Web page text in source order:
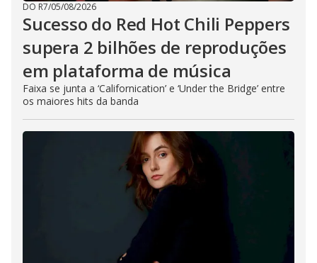
DO R7/05/08/2026
Sucesso do Red Hot Chili Peppers
supera 2 bilhões de reproduções
em plataforma de música
Faixa se junta a ‘Californication’ e ‘Under the Bridge’ entre
os maiores hits da banda